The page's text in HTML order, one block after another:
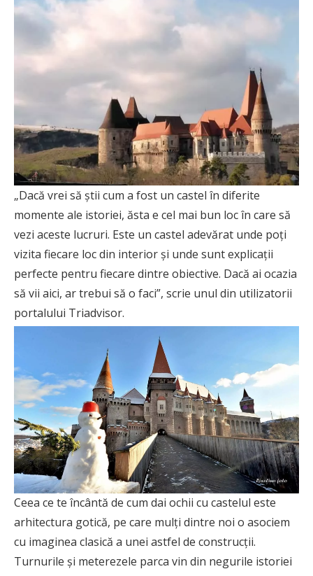
„Dacă vrei să ştii cum a fost un castel în diferite
momente ale istoriei, ăsta e cel mai bun loc în care să
vezi aceste lucruri. Este un castel adevărat unde poţi
vizita fiecare loc din interior şi unde sunt explicaţii
perfecte pentru fiecare dintre obiective. Dacă ai ocazia
să vii aici, ar trebui să o faci”, scrie unul din utilizatorii
portalului Triadvisor.
Ceea ce te încântă de cum dai ochii cu castelul este
arhitectura gotică, pe care mulți dintre noi o asociem
cu imaginea clasică a unei astfel de construcții.
Turnurile și meterezele parca vin din negurile istoriei